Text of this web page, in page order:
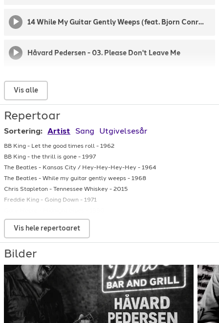
14 While My Guitar Gently Weeps (feat. Bjorn Conrad Berg)
Håvard Pedersen - 03. Please Don't Leave Me
Håvard Pedersen - 01. Det sku bli oss
Håvard Pedersen - 01. Lenge Sia
Vis alle
Repertoar
Sortering: Artist Sang Utgivelsesår
BB King - Let the good times roll - 1962
BB King - the thrill is gone - 1997
The Beatles - Kansas City / Hey-Hey-Hey-Hey - 1964
The Beatles - While my guitar gently weeps - 1968
Chris Stapleton - Tennessee Whiskey - 2015
Freddie King - Going Down - 1971
Gary Moore-Parisienne Walkaway
Gary Moore- The blues is allright
Håvard Pedersen-Please dont leave me-2021
Håvard Pedersen
Håvard Pedersen-while my guitar gently weeps-2011
Jimi Hendrix-Hey Joe -1968
John Fogerty
1969
Prince -Purple rain
The Rolling Stones
Like a rolling stone -1995
Stevie Ray Vaughan
Mary had a little Lamb - 1980
Vis hele repertoaret
Bilder